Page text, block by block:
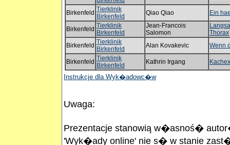
Birkenfeld Tierklinik
Birkenfeld
Qiao Qiao Ein
Birkenfeld Tierklinik
Birkenfeld
Jean-Francois
Salomon
Thorax
Birkenfeld Tierklinik
Birkenfeld
Alan Kovakevic Wenn
Birkenfeld Tierklinik
Birkenfeld
Kathrin Irgang
Instrukcje dla Wyk�adowc�w
Uwaga:
Prezentacje stanowią w�asnoś�
'Wyk�ady online' nie s� w stanie